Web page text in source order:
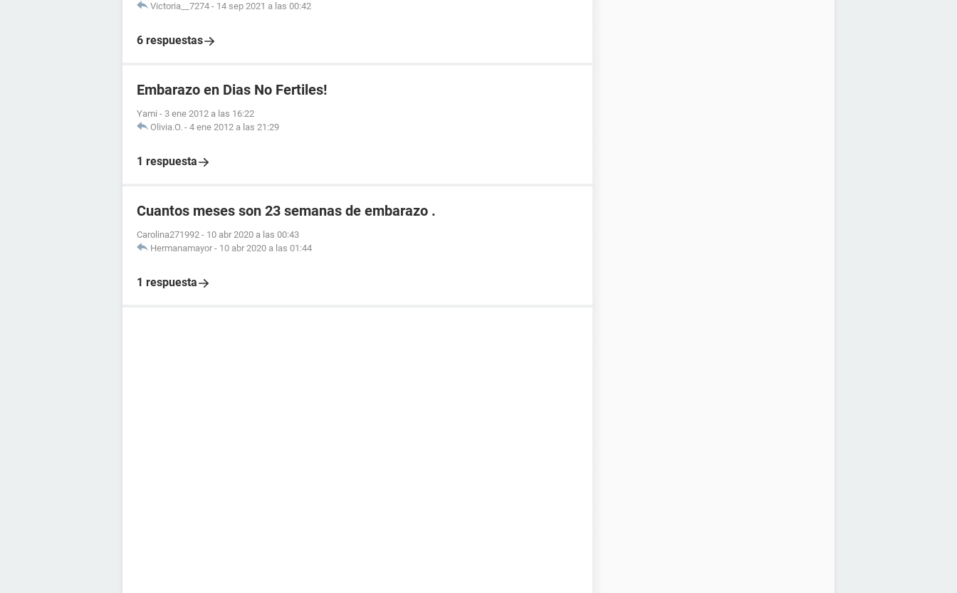
Victoria__7274 - 14 sep 2021 a las 00:42
6 respuestas
Embarazo en Dias No Fertiles!
Yami - 3 ene 2012 a las 16:22
Olivia.O. - 4 ene 2012 a las 21:29
1 respuesta
Cuantos meses son 23 semanas de embarazo .
Carolina271992 - 10 abr 2020 a las 00:43
Hermanamayor - 10 abr 2020 a las 01:44
1 respuesta